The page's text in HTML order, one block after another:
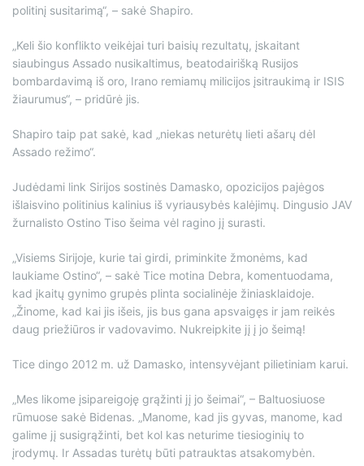
politinį susitarimą“, – sakė Shapiro.
„Keli šio konflikto veikėjai turi baisių rezultatų, įskaitant
siaubingus Assado nusikaltimus, beatodairišką Rusijos
bombardavimą iš oro, Irano remiamų milicijos įsitraukimą ir ISIS
žiaurumus“, – pridūrė jis.
Shapiro taip pat sakė, kad „niekas neturėtų lieti ašarų dėl
Assado režimo“.
Judėdami link Sirijos sostinės Damasko, opozicijos pajėgos
išlaisvino politinius kalinius iš vyriausybės kalėjimų. Dingusio JAV
žurnalisto Ostino Tiso šeima vėl ragino jį surasti.
„Visiems Sirijoje, kurie tai girdi, priminkite žmonėms, kad
laukiame Ostino“, – sakė Tice motina Debra, komentuodama,
kad įkaitų gynimo grupės plinta socialinėje žiniasklaidoje.
„Žinome, kad kai jis išeis, jis bus gana apsvaigęs ir jam reikės
daug priežiūros ir vadovavimo. Nukreipkite jį į jo šeimą!
Tice dingo 2012 m. už Damasko, intensyvėjant pilietiniam karui.
„Mes likome įsipareigoję grąžinti jį jo šeimai“, – Baltuosiuose
rūmuose sakė Bidenas. „Manome, kad jis gyvas, manome, kad
galime jį susigrąžinti, bet kol kas neturime tiesioginių to
įrodymų. Ir Assadas turėtų būti patrauktas atsakomybėn.